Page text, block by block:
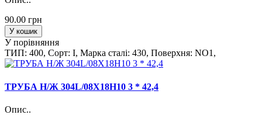
90.00 грн
У кошик
У порівняння
ТИП: 400, Сорт: I, Марка сталi: 430, Поверхня: NO1,
ТРУБА Н/Ж 304L/08Х18Н10 3 * 42,4
Опис..